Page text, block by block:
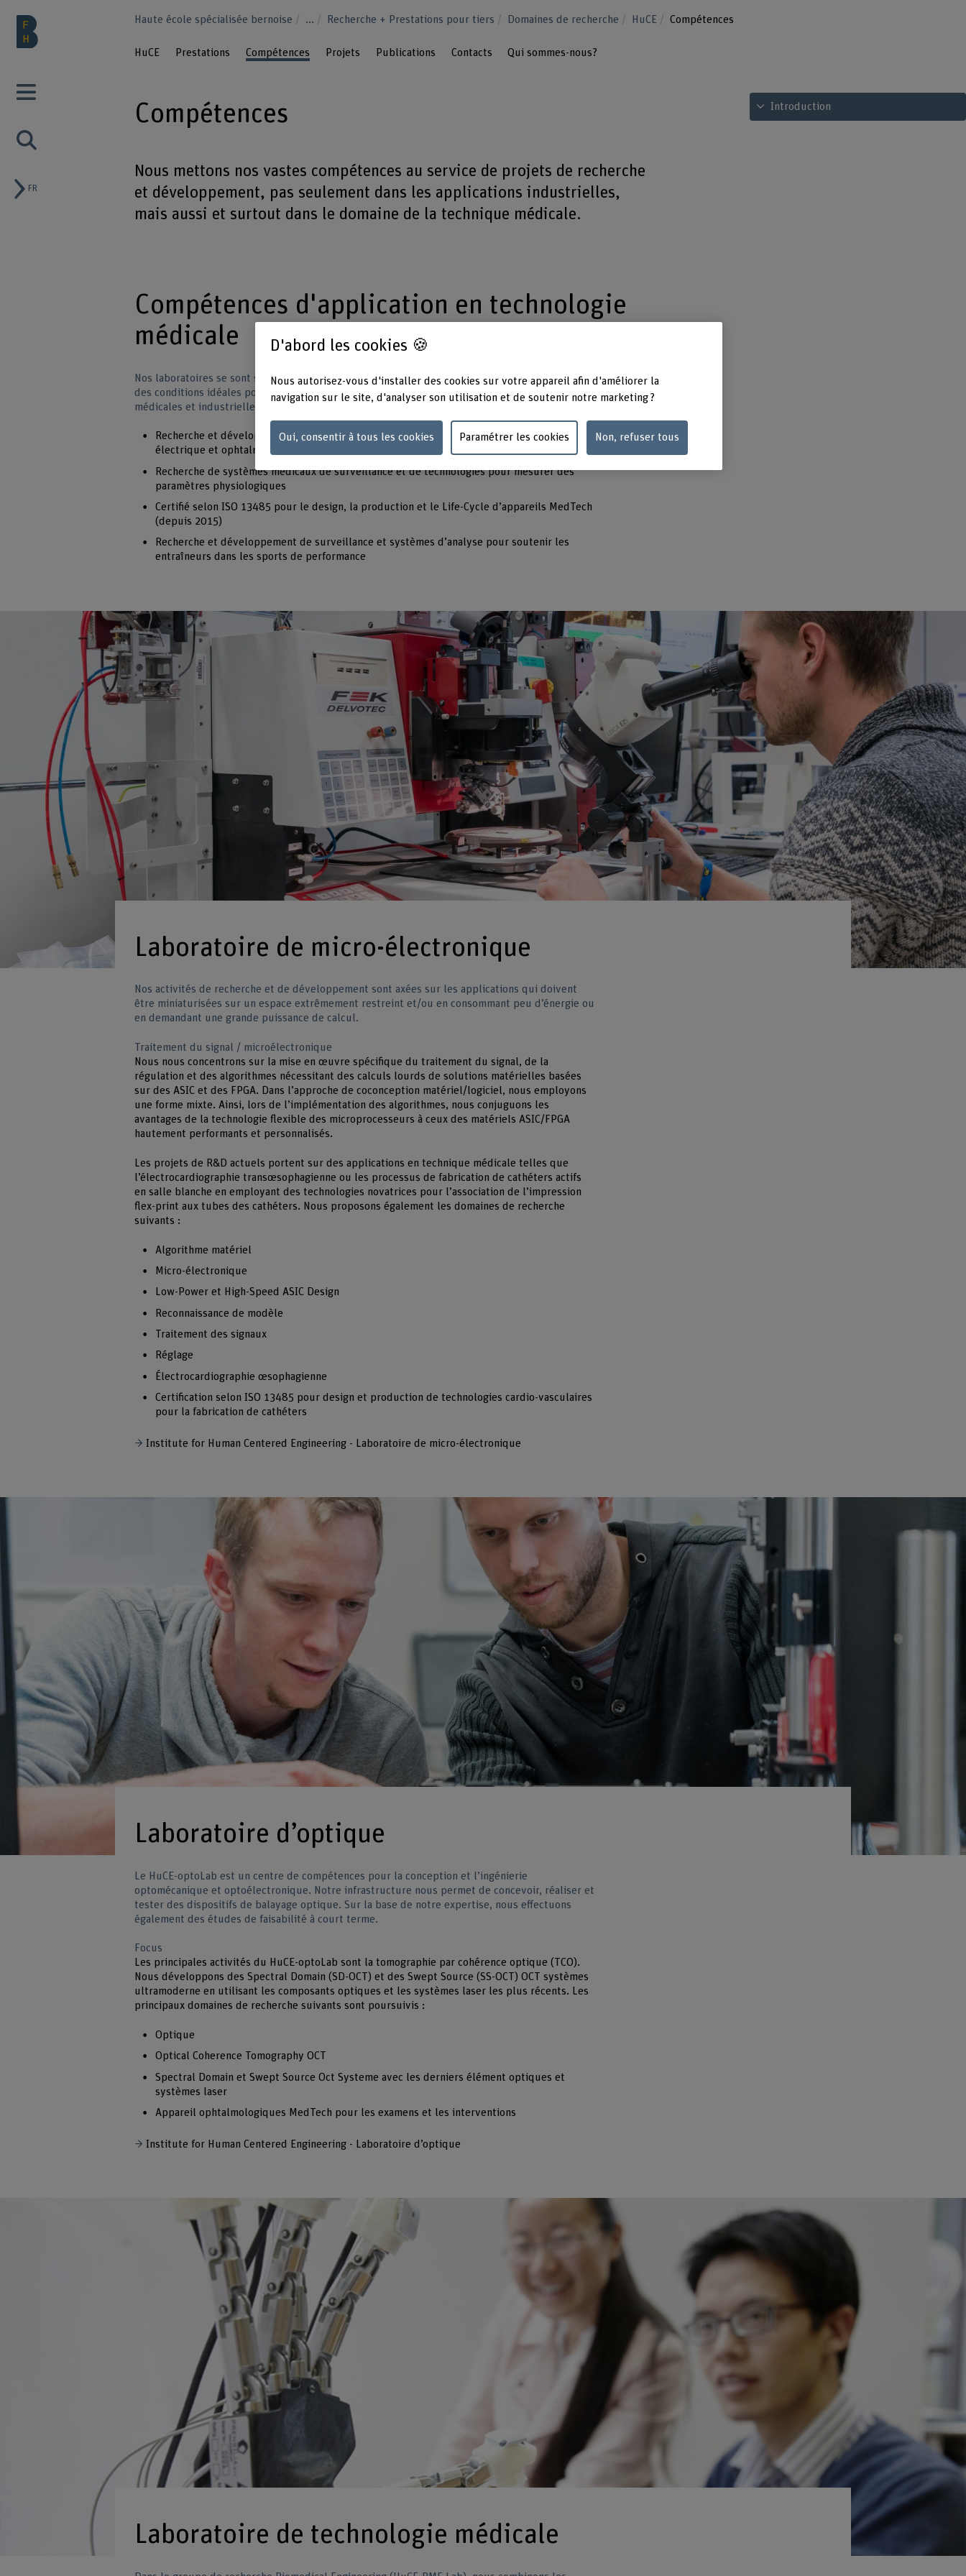
FR
Haute école spécialisée bernoise ... Recherche + Prestations pour tiers Domaines de recherche HuCE Compétences
HuCE Prestations Compétences Projets Publications Contacts Qui sommes-nous?
Voir le sommaire
Introduction
Compétences
Nous mettons nos vastes compétences au service de projets de recherche
et développement, pas seulement dans les applications industrielles,
mais aussi et surtout dans le domaine de la technique médicale.
Compétences d'application en technologie
médicale
Nos laboratoires se sont spécialisés dans différentes technologies d'ingénierie et créent ainsi
des conditions idéales pour le développement et la recherche compétents d'applications
médicales et industrielles à caractère interdisciplinaire.
Recherche et développement de systèmes et technologies diagnostiques en physiologie
électrique et ophtalmologie
Recherche de systèmes médicaux de surveillance et de technologies pour mesurer des
paramètres physiologiques
Certifié selon ISO 13485 pour le design, la production et le Life-Cycle d’appareils MedTech
(depuis 2015)
Recherche et développement de surveillance et systèmes d’analyse pour soutenir les
entraîneurs dans les sports de performance
Laboratoire de micro-électronique
Nos activités de recherche et de développement sont axées sur les applications qui doivent
être miniaturisées sur un espace extrêmement restreint et/ou en consommant peu d’énergie ou
en demandant une grande puissance de calcul.
Traitement du signal / microélectronique
Nous nous concentrons sur la mise en œuvre spécifique du traitement du signal, de la
régulation et des algorithmes nécessitant des calculs lourds de solutions matérielles basées
sur des ASIC et des FPGA. Dans l’approche de coconception matériel/logiciel, nous employons
une forme mixte. Ainsi, lors de l’implémentation des algorithmes, nous conjuguons les
avantages de la technologie flexible des microprocesseurs à ceux des matériels ASIC/FPGA
hautement performants et personnalisés.
Les projets de R&D actuels portent sur des applications en technique médicale telles que
l’électrocardiographie transœsophagienne ou les processus de fabrication de cathéters actifs
en salle blanche en employant des technologies novatrices pour l’association de l’impression
flex-print aux tubes des cathéters. Nous proposons également les domaines de recherche
suivants :
Algorithme matériel
Micro-électronique
Low-Power et High-Speed ASIC Design
Reconnaissance de modèle
Traitement des signaux
Réglage
Électrocardiographie œsophagienne
Certification selon ISO 13485 pour design et production de technologies cardio-vasculaires
pour la fabrication de cathéters
Institute for Human Centered Engineering - Laboratoire de micro-électronique
Laboratoire d’optique
Le HuCE-optoLab est un centre de compétences pour la conception et l’ingénierie
optomécanique et optoélectronique. Notre infrastructure nous permet de concevoir, réaliser et
tester des dispositifs de balayage optique. Sur la base de notre expertise, nous effectuons
également des études de faisabilité à court terme.
Focus
Les principales activités du HuCE-optoLab sont la tomographie par cohérence optique (TCO).
Nous développons des Spectral Domain (SD-OCT) et des Swept Source (SS-OCT) OCT systèmes
ultramoderne en utilisant les composants optiques et les systèmes laser les plus récents. Les
principaux domaines de recherche suivants sont poursuivis :
Optique
Optical Coherence Tomography OCT
Spectral Domain et Swept Source Oct Systeme avec les derniers élément optiques et
systèmes laser
Appareil ophtalmologiques MedTech pour les examens et les interventions
Institute for Human Centered Engineering - Laboratoire d’optique
Laboratoire de technologie médicale
D'abord les cookies 🍪
Nous autorisez-vous d'installer des cookies sur votre appareil afin d'améliorer la
navigation sur le site, d'analyser son utilisation et de soutenir notre marketing ?
Oui, consentir à tous les cookies Paramétrer les cookies Non, refuser tous